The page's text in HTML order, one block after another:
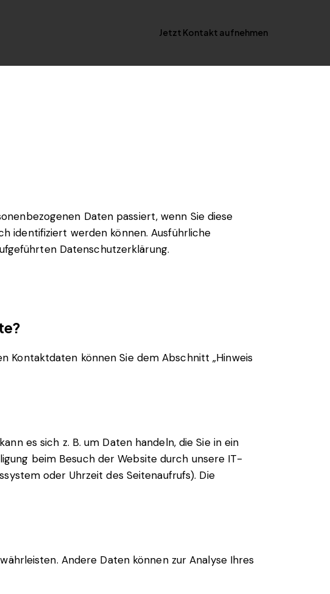
Jetzt Kontakt aufnehmen
Daten passiert, wenn Sie diese
identifiziert werden können. Ausführliche
Datenschutzerklärung.
Kontaktdaten können Sie dem Abschnitt „Hinweis
es sich z. B. um Daten handeln, die Sie in ein
beim Besuch der Website durch unsere IT-
oder Uhrzeit des Seitenaufrufs). Die
Andere Daten können zur Analyse Ihres